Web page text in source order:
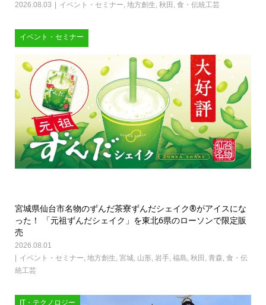
2026.08.03 イベント・セミナー, 地方創生, 秋田 , 食・伝統工芸
イベント・セミナー
宮城県仙台市名物のずんだ茶寮ずんだシェイク®がアイスにな
った！ 「元祖ずんだシェイク」を東北6県のローソンで限定販
売
2026.08.01
イベント・セミナー, 地方創生, 宮城, 山形, 岩手, 福島, 秋田 , 青森, 食・伝
統工芸
IT・テクノロジー